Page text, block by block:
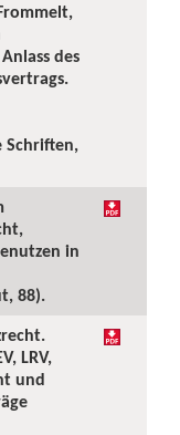
des
Schriften,
in
88).
LRV,
und